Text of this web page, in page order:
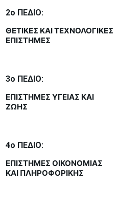
2ο ΠΕΔΙΟ:
ΘΕΤΙΚΕΣ ΚΑΙ ΤΕΧΝΟΛΟΓΙΚΕΣ
ΕΠΙΣΤΗΜΕΣ
3ο ΠΕΔΙΟ:
ΕΠΙΣΤΗΜΕΣ ΥΓΕΙΑΣ ΚΑΙ
ΖΩΗΣ
4ο ΠΕΔΙΟ:
ΕΠΙΣΤΗΜΕΣ ΟΙΚΟΝΟΜΙΑΣ
ΚΑΙ ΠΛΗΡΟΦΟΡΙΚΗΣ